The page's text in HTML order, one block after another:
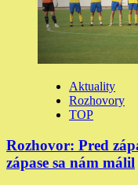
Aktuality
Rozhovory
TOP
Rozhovor: Pred
zápase sa nám málil